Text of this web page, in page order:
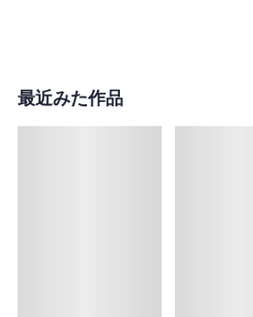
最近みた作品